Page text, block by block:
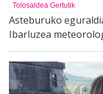
Tolosaldea Gertutik
Asteburuko
Ibarluzea